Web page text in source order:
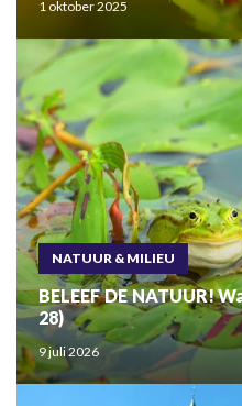
1 oktober 2025
NATUUR & MILIEU
BELEEF DE NATUUR!
28)
9 juli 2026